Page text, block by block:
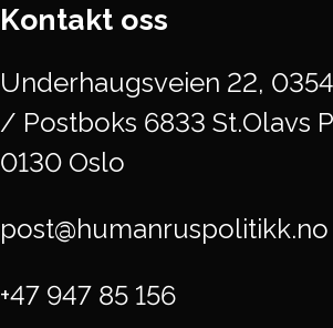
Kontakt oss
Underhaugsveien 22,
/ Postboks 6833 St.Olavs
0130 Oslo
post@humanruspolitikk.no
+47 947 85 156